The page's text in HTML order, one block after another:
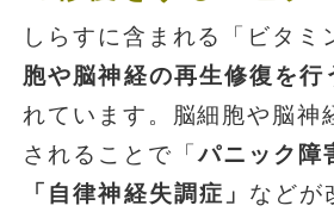
しらすに含まれる「ビタミ
胞や脳神経の再生修復を行
れています。脳細胞や脳神
されることで「パニック障
「自律神経失調症」 などが